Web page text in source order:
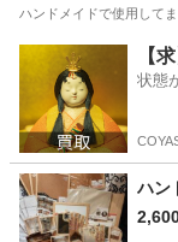
ハンドメイドで使用して
御
【
状態
ハン